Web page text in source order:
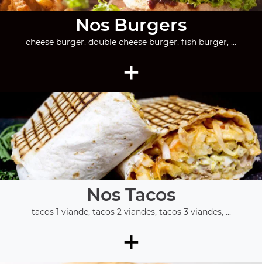
Nos Burgers
cheese burger, double cheese burger, fish burger, ...
+
Nos Tacos
tacos 1 viande, tacos 2 viandes, tacos 3 viandes, ...
+